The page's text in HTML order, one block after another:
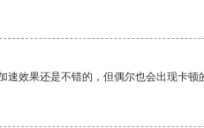
速效果还是不错的，但偶尔也会出现卡顿